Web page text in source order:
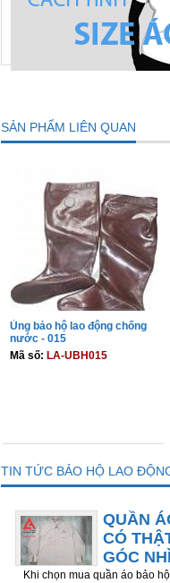
SẢN PHẨM LIÊN QUAN
Ủng bảo hộ lao động chống
nước - 015
Mã số: LA-UBH015
TIN TỨC BẢO HỘ LAO
QUẦN
CÓ
GÓC
Khi chọn mua quần áo bảo